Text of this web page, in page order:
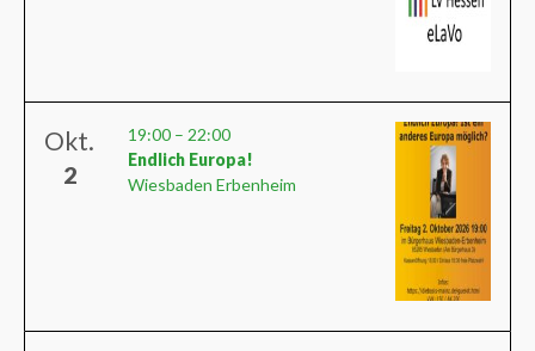
Okt.
2
19:00 – 22:00
Endlich Europa!
Wiesbaden Erbenheim